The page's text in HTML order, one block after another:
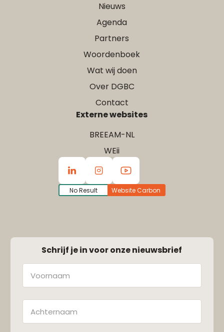
Nieuws
Agenda
Partners
Woordenboek
Wat wij doen
Over DGBC
Contact
Externe websites
BREEAM-NL
WEii
No Result Website Carbon
Schrijf je in voor onze nieuwsbrief
Naam
Achternaam